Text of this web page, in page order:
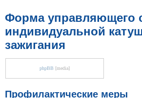
Форма управляющего
индивидуальной
зажигания
phpBB [media]
Профилактические меры